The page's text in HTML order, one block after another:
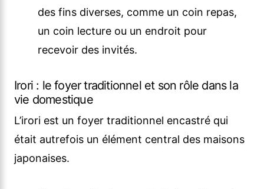
des fins diverses, comme un coin repas,
un coin lecture ou un endroit pour
recevoir des invités.
Irori : le foyer traditionnel et son rôle dans la
vie domestique
L’irori est un foyer traditionnel encastré qui
était autrefois un élément central des maisons
japonaises.